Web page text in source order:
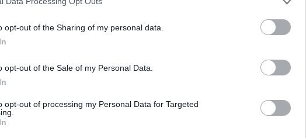
opt-out of the Sharing of my personal data.
opt-out of the Sale of my Personal Data.
opt-out of processing my Personal Data for Targeted
su dieci hanno un impiego stabile, ma il vero